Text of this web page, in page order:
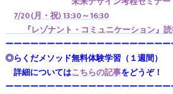
7/20(月・祝) 13:30～16:30
『レゾナント・コミュニケーション』読
ーーーーーーーーーーーーーーーーーーー
◎らくだメソッド無料体験学習（１週間）
詳細についてはこちらの記事をどうぞ！
ーーーーーーーーーーーーーーーーーーー